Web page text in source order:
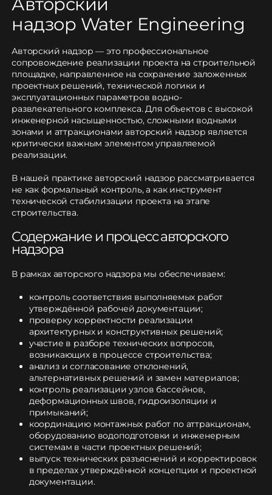
надзор Water Engineering
Авторский надзор — это профессиональное
сопровождение реализации проекта на строительной
площадке, направленное на сохранение заложенных
проектных решений, технической логики и
эксплуатационных параметров водно-
развлекательного комплекса. Для объектов с высокой
инженерной насыщенностью, сложными водными
зонами и аттракционами авторский надзор является
критически важным элементом управляемой
реализации.
В нашей практике авторский надзор рассматривается
не как формальный контроль, а как инструмент
технической стабилизации проекта на этапе
строительства.
Содержание и процесс авторского
надзора
В рамках авторского надзора мы обеспечиваем:
контроль соответствия выполняемых работ
утверждённой рабочей документации;
проверку корректности реализации
архитектурных и конструктивных решений;
участие в разборе технических вопросов,
возникающих в процессе строительства;
анализ и согласование отклонений,
альтернативных решений и замен материалов;
контроль реализации узлов бассейнов,
деформационных швов, гидроизоляции и
примыканий;
координацию монтажных работ по аттракционам,
оборудованию водоподготовки и инженерным
системам в части проектных решений;
выпуск технических разъяснений и корректировок
в пределах утверждённой концепции и проектной
документации.